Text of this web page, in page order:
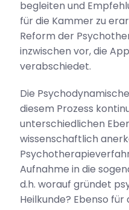
begleiten und
für die Kammer zu
Reform der
inzwischen vor, die
verabschiedet.
Die
diesem Prozess
unterschiedlichen
wissenschaftlich
Aufnahme in die
d.h. worauf gründet
Heilkunde? Ebenso